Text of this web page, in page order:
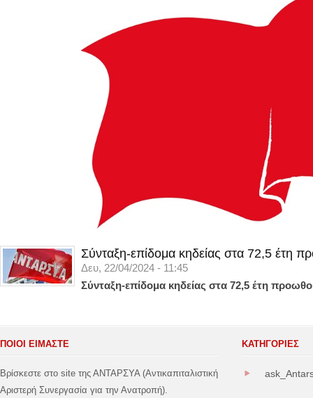
Σύνταξη-επίδομα κηδείας στα 72,5 έτη
Δευ, 22/04/2024 - 11:45
Σύνταξη-επίδομα κηδείας στα 72,5 έτη
ΠΟΙΟΙ ΕΙΜΑΣΤΕ
Βρίσκεστε στο site της ΑΝΤΑΡΣΥΑ (Αντικαπιταλιστική
Αριστερή Συνεργασία για την Ανατροπή).
ΚΑΤΗΓΟΡΊΕΣ